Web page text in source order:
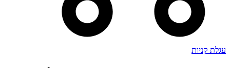
עגלת קניות